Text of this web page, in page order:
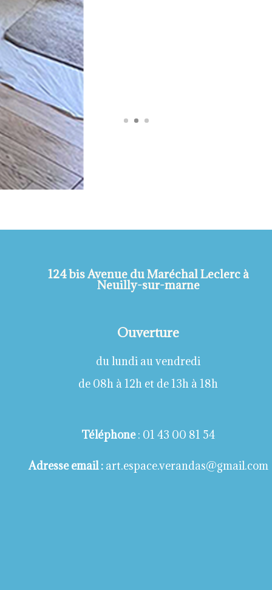
124 bis Avenue du Maréchal Leclerc à
Neuilly-sur-marne
Ouverture
du lundi au vendredi
de 08h à 12h et de 13h à 18h
Téléphone: 01 43 00 81 54
Adresse email :art.espace.verandas@gmail.com